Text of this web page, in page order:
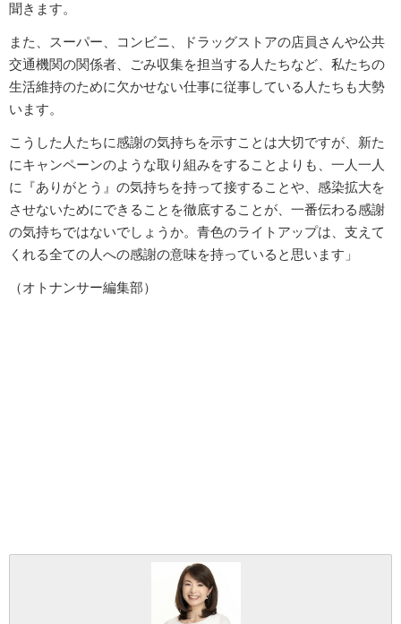
聞きます。
また、スーパー、コンビニ、ドラッグストアの店員さんや公共
交通機関の関係者、ごみ収集を担当する人たちなど、私たちの
生活維持のために欠かせない仕事に従事している人たちも大勢
います。
こうした人たちに感謝の気持ちを示すことは大切ですが、新た
にキャンペーンのような取り組みをすることよりも、一人一人
に『ありがとう』の気持ちを持って接することや、感染拡大を
させないためにできることを徹底することが、一番伝わる感謝
の気持ちではないでしょうか。青色のライトアップは、支えて
くれる全ての人への感謝の意味を持っていると思います」
（オトナンサー編集部）